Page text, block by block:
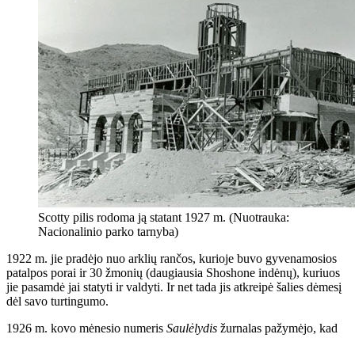
Scotty pilis rodoma ją statant 1927 m. (Nuotrauka:
Nacionalinio parko tarnyba)
1922 m. jie pradėjo nuo arklių rančos, kurioje buvo gyvenamosios
patalpos porai ir 30 žmonių (daugiausia Shoshone indėnų), kuriuos
jie pasamdė jai statyti ir valdyti. Ir net tada jis atkreipė šalies dėmesį
dėl savo turtingumo.
1926 m. kovo mėnesio numeris Saulėlydis žurnalas pažymėjo, kad